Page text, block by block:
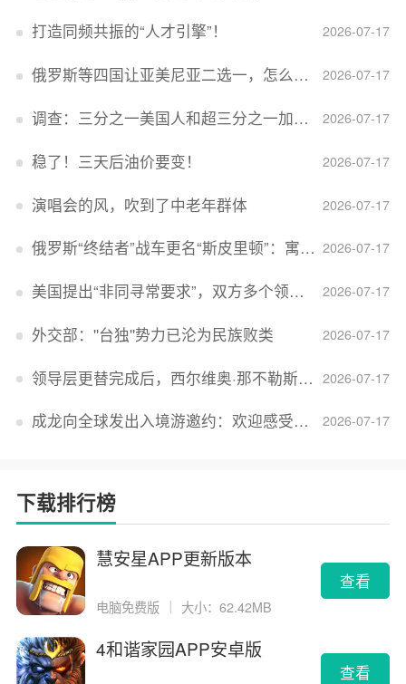
2026-07-17
打造同频共振的“人才引擎”！
2026-07-17
俄罗斯等四国让亚美尼亚二选一，怎么回事？
2026-07-17
调查：三分之一美国人和超三分之一加拿大人感到经济压力
2026-07-17
稳了！三天后油价要变！
2026-07-17
演唱会的风，吹到了中老年群体
2026-07-17
俄罗斯“终结者”战车更名“斯皮里顿”：寓意强大可靠，彰显俄精神力量
2026-07-17
美国提出“非同寻常要求”，双方多个领域分歧依旧，印美贸易谈判进入“关键阶段”
2026-07-17
外交部：''台独''势力已沦为民族败类
2026-07-17
领导层更替完成后，西尔维奥·那不勒斯出任Lucid首席执行官
2026-07-17
成龙向全球发出入境游邀约：欢迎感受无滤镜的真实中国
下载排行榜
慧安星APP更新版本
电脑免费版 ｜ 大小：62.42MB
查看
4和谐家园APP安卓版
查看